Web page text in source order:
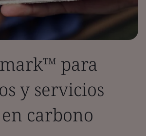
para
y servicios
carbono